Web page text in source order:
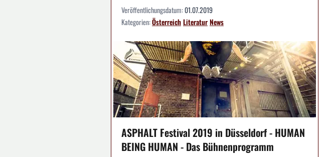
Veröffentlichungsdatum:01.07.2019
Kategorien:ÖsterreichLiteraturNews
ASPHALT Festival 2019 in Düsseldorf - HUMAN
BEING HUMAN - Das Bühnenprogramm